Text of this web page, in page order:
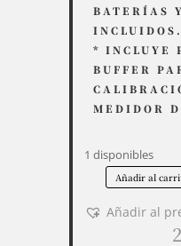
BATERÍAS
INCLUIDOS.
* INCLUYE
BUFFER
MEDIDOR
1 disponibles
Medidor
Añadir al
Añadir al